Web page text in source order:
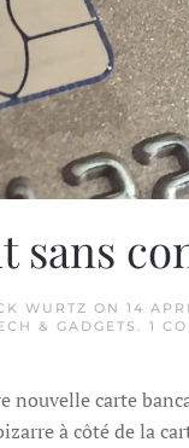
sans
WURTZ ON 14
& GADGETS . 1
nouvelle carte
à côté de la